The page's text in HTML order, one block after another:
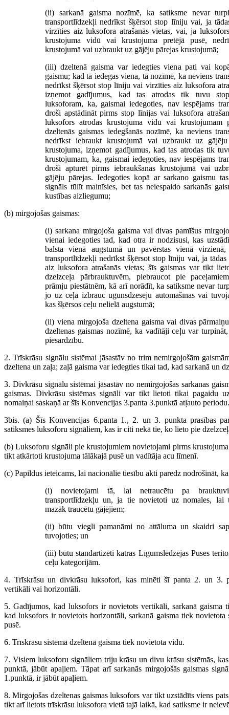
(ii) sarkanā gaisma nozīmē, ka satiksme nevar
transportlīdzekļi nedrīkst šķērsot stop līniju vai, ja
virzīties aiz luksofora atrašanās vietas, vai, ja
krustojuma vidū vai krustojuma pretējā pusē,
krustojumā vai uzbraukt uz gājēju pārejas krustojumā;
(iii) dzeltenā gaisma var iedegties viena pati vai
gaismu; kad tā iedegas viena, tā nozīmē, ka neviens
nedrīkst šķērsot stop līniju vai virzīties aiz luksofora
izņemot gadījumus, kad tas atrodas tik tuvu
luksoforam, ka, gaismai iedegoties, nav iespējams
droši apstādināt pirms stop līnijas vai luksofora
luksofors atrodas krustojuma vidū vai krustojumam
dzeltenās gaismas iedegšanās nozīmē, ka neviens
nedrīkst iebraukt krustojumā vai uzbraukt uz
krustojuma, izņemot gadījumus, kad tas atrodas tik
krustojumam, ka, gaismai iedegoties, nav iespējams
droši apturēt pirms iebraukšanas krustojumā vai
gājēju pārejas. Iedegoties kopā ar sarkano gaismu
signāls tūlīt mainīsies, bet tas neiespaido sarkanās
kustības aizliegumu;
(b) mirgojošas gaismas:
(i) sarkana mirgojoša gaisma vai divas pamīšus
vienai iedegoties tad, kad otra ir nodzisusi, kas
balsta vienā augstumā un pavērstas vienā
transportlīdzekļi nedrīkst šķērsot stop līniju vai, ja tādas
aiz luksofora atrašanās vietas; šīs gaismas var tikt
dzelzceļa pārbrauktuvēm, piebraucot pie
prāmju piestātnēm, kā arī norādīt, ka satiksme nevar
jo uz ceļa izbrauc ugunsdzēsēju automašīnas vai
kas šķērsos ceļu nelielā augstumā;
(ii) viena mirgojoša dzeltena gaisma vai divas
dzeltenas gaismas nozīmē, ka vadītāji ceļu var
piesardzību.
2. Trīskrāsu signālu sistēmai jāsastāv no trim nemirgojošām
dzeltena un zaļa; zaļā gaisma var iedegties tikai tad, kad sarkanā un
3. Divkrāsu signālu sistēmai jāsastāv no nemirgojošas sarkanas
gaismas. Divkrāsu sistēmas signāli var tikt lietoti tikai pagaidu
nomaiņai saskaņā ar šīs Konvencijas 3.panta 3.punktā atļauto periodu.
3bis. (a) Šīs Konvencijas 6.panta 1., 2. un 3. punkta prasības
satiksmes luksoforu signāliem, kas ir citi nekā tie, ko lieto pie
(b) Luksoforu signāli pie krustojumiem novietojami pirms
tikt atkārtoti krustojuma tālākajā pusē un vadītāja acu līmenī.
(c) Papildus ieteicams, lai nacionālie tiesību akti paredz nodrošināt,
(i) novietojami tā, lai netraucētu pa brauktuvi
transportlīdzekļu un, ja tie novietoti uz nomales, lai
mazāk traucētu gājējiem;
(ii) būtu viegli pamanāmi no attāluma un skaidri
tuvojoties; un
(iii) būtu standartizēti katras Līgumslēdzējas Puses
ceļu kategorijām.
4. Trīskrāsu un divkrāsu luksofori, kas minēti šī panta 2. un 3.
vertikāli vai horizontāli.
5. Gadījumos, kad luksofors ir novietots vertikāli, sarkanā gaisma
kad luksofors ir novietots horizontāli, sarkanā gaisma tiek novietota
pusē.
6. Trīskrāsu sistēmā dzeltenā gaisma tiek novietota vidū.
7. Visiem luksoforu signāliem triju krāsu un divu krāsu sistēmās,
punktā, jābūt apaļiem. Tāpat arī sarkanās mirgojošās gaismas
1.punktā, ir jābūt apaļiem.
8. Mirgojošas dzeltenas gaismas luksofors var tikt uzstādīts viens
tikt arī lietots trīskrāsu luksofora vietā tajā laikā, kad satiksme ir